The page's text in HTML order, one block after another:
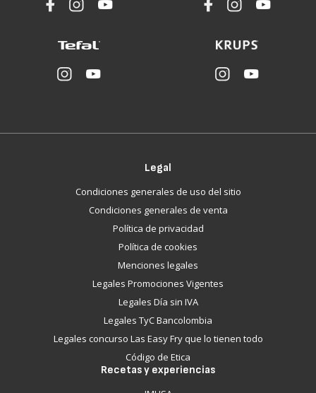
Legal
Condiciones generales de uso del sitio
Condiciones generales de venta
Política de privacidad
Política de cookies
Menciones legales
Legales Promociones Vigentes
Legales Día sin IVA
Legales TyC Bancolombia
Legales concurso Las Easy Fry que lo tienen todo
Código de Etica
Recetas y experiencias